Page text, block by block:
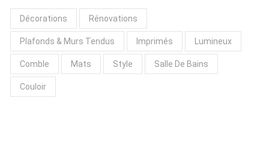
Décorations Rénovations
Plafonds & Murs Tendus Imprimés Lumineux
Comble Mats Style Salle De Bains
Couloir